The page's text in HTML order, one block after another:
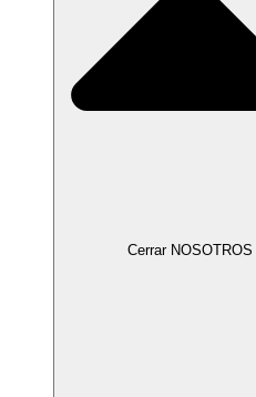
Cerrar NOSOTROS